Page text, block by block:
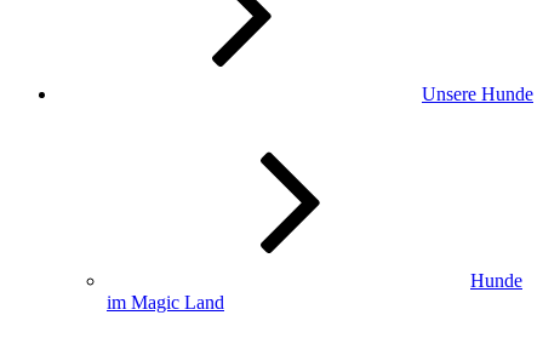
Unsere Hunde
Hunde
im Magic Land